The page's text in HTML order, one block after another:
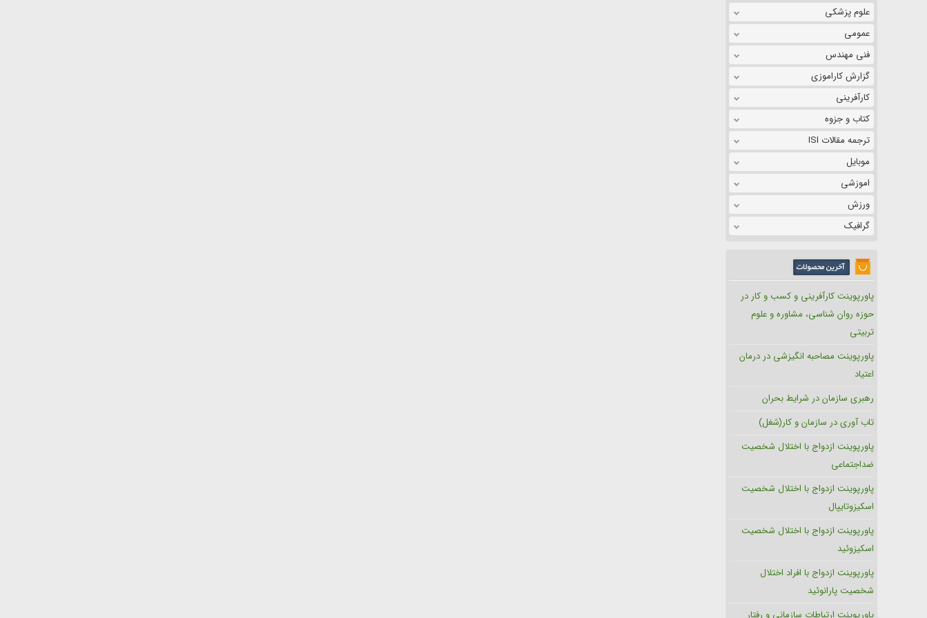
علوم پزشکی
عمومی
فنی مهندس
گزارش کاراموزی
کارآفرینی
کتاب و جزوه
ترجمه مقالات ISI
موبایل
اموزشی
ورزش
گرافیک
پاورپوینت کارآفرینی و کسب و کار در
حوزه روان شناسی، مشاوره و علوم
تربیتی
پاورپوینت مصاحبه انگیزشی در درمان
اعتیاد
رهبری سازمان در شرایط بحران
تاب آوری در سازمان و کار(شغل)
پاورپوینت ازدواج با اختلال شخصیت
ضداجتماعی
پاورپوینت ازدواج با اختلال شخصیت
اسکیزوتایپال
پاورپوینت ازدواج با اختلال شخصیت
اسکیزوئید
پاورپوینت ازدواج با افراد اختلال
شخصیت پارانوئید
پاورپوینت ارتباطات سازمانی و رفتار